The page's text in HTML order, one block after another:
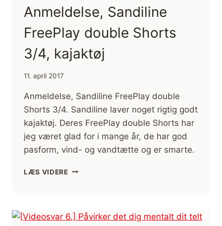
Anmeldelse, Sandiline
FreePlay double Shorts
3/4, kajaktøj
11. april 2017
Anmeldelse, Sandiline FreePlay double
Shorts 3/4. Sandiline laver noget rigtig godt
kajaktøj. Deres FreePlay double Shorts har
jeg været glad for i mange år, de har god
pasform, vind- og vandtætte og er smarte.
LÆS VIDEREANMELDELSE,
SHORTS
3/4,